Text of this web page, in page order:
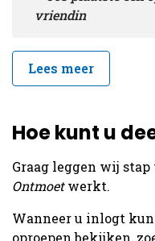
vriendin
Lees meer
Hoe kunt u
Graag leggen wij
Ontmoetwerkt.
Wanneer u inlogt
oproepen bekijken,